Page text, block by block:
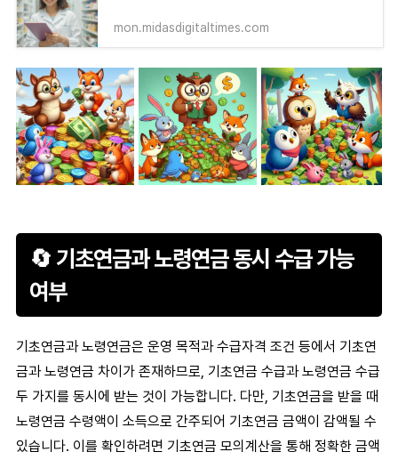
mon.midasdigitaltimes.com
🔄 기초연금과 노령연금 동시 수급 가능
여부
기초연금과노령연금은 운영 목적과 수급자격 조건 등에서 기초연
금과 노령연금 차이가 존재하므로, 기초연금 수급과 노령연금 수급
두 가지를 동시에 받는 것이 가능합니다. 다만, 기초연금을 받을 때
노령연금 수령액이 소득으로 간주되어 기초연금 금액이 감액될 수
있습니다. 이를 확인하려면 기초연금 모의계산을 통해 정확한 금액